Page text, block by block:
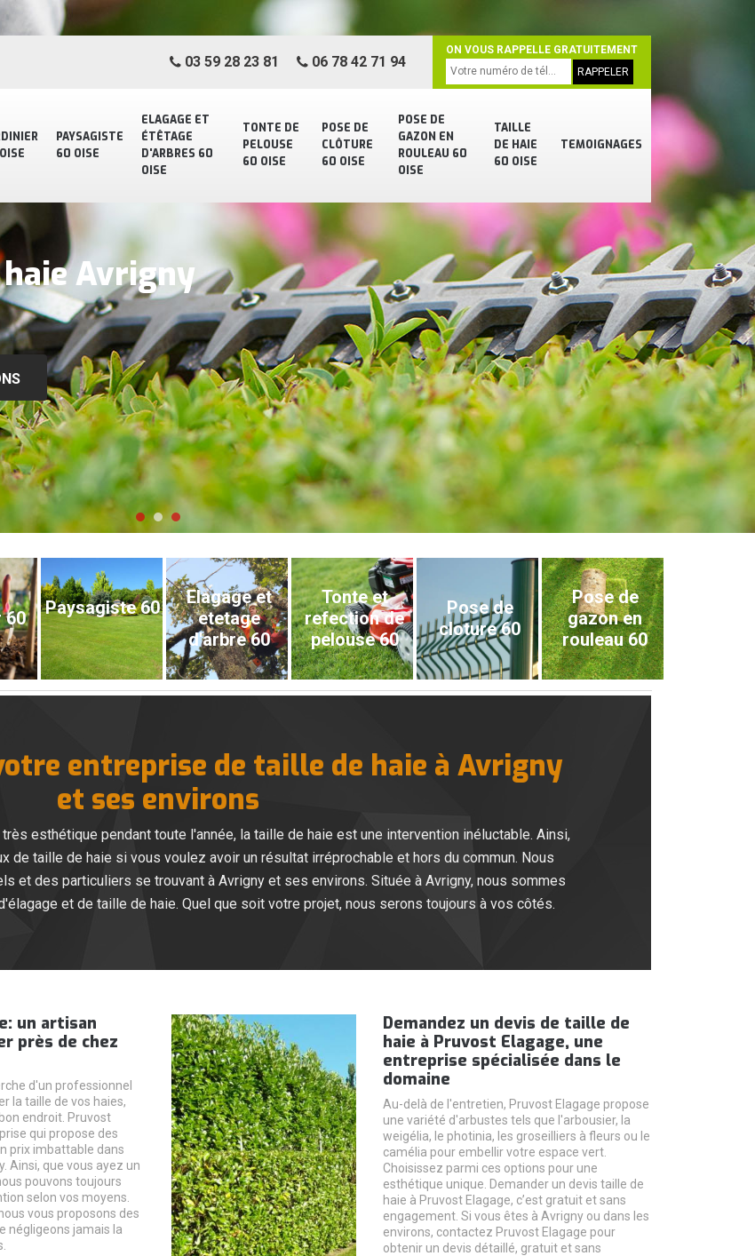
PAYSAGISTE
60 OISE
ELAGAGE ET
ÉTÊTAGE
D'ARBRES 60
OISE
TONTE DE
PELOUSE
60 OISE
POSE DE
CLÔTURE
60 OISE
POSE DE
GAZON EN
ROULEAU 60
OISE
TAILLE
DE HAIE
60 OISE
TEMOIGNAGES
03 59 28 23 81 06 78 42 71 94
ON VOUS RAPPELLE GRATUITEMENT
Avrigny
60 Paysagiste 60
Elagage et
etetage
d'arbre 60
Tonte et
refection de
pelouse 60
Pose de
cloture 60
Pose de
gazon en
rouleau 60
entreprise de taille de haie à Avrigny
et ses environs
esthétique pendant toute l'année, la taille de haie est une intervention inéluctable. Ainsi,
de taille de haie si vous voulez avoir un résultat irréprochable et hors du commun. Nous
et des particuliers se trouvant à Avrigny et ses environs. Située à Avrigny, nous sommes
et de taille de haie. Quel que soit votre projet, nous serons toujours à vos côtés.
un artisan
près de chez
d'un professionnel
la taille de vos haies,
endroit. Pruvost
qui propose des
prix imbattable dans
Ainsi, que vous ayez un
pouvons toujours
selon vos moyens.
vous proposons des
négligeons jamais la
Demandez un devis de taille de
haie à Pruvost Elagage, une
entreprise spécialisée dans le
domaine
Au-delà de l'entretien, Pruvost Elagage propose
une variété d'arbustes tels que l'arbousier, la
weigélia, le photinia, les groseilliers à fleurs ou le
camélia pour embellir votre espace vert.
Choisissez parmi ces options pour une
esthétique unique. Demander un devis taille de
haie à Pruvost Elagage, c’est gratuit et sans
engagement. Si vous êtes à Avrigny ou dans les
environs, contactez Pruvost Elagage pour
obtenir un devis détaillé, gratuit et sans